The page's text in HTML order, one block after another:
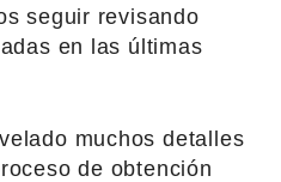
seguir revisando
en las últimas
muchos detalles
de obtención